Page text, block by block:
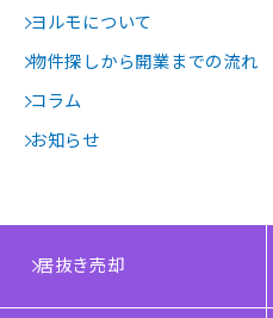
ヨルモについて
物件探しから開業までの流れ
コラム
お知らせ
居抜き売却